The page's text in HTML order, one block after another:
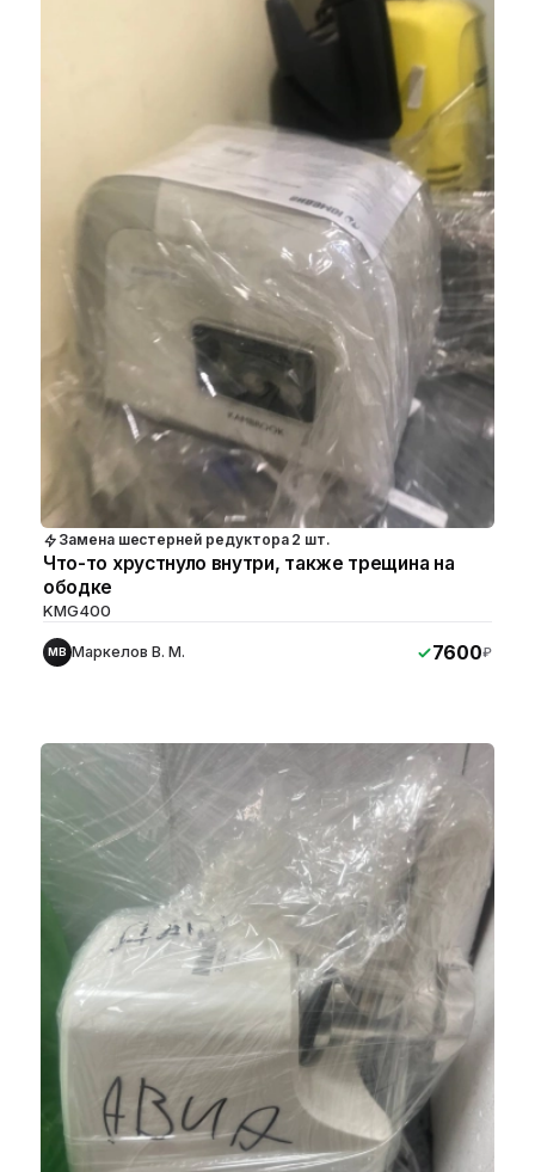
Замена шестерней редуктора 2 шт.
Что-то хрустнуло внутри, также трещина на
ободке
KMG400
МВ Маркелов В. М. 7600₽